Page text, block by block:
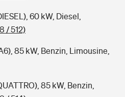
60 kW, Diesel,
/ 512)
85 kW, Benzin, Limousine,
85 kW, Benzin,